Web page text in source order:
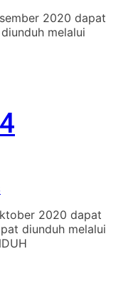
2020 dapat
melalui
2020 dapat
diunduh melalui